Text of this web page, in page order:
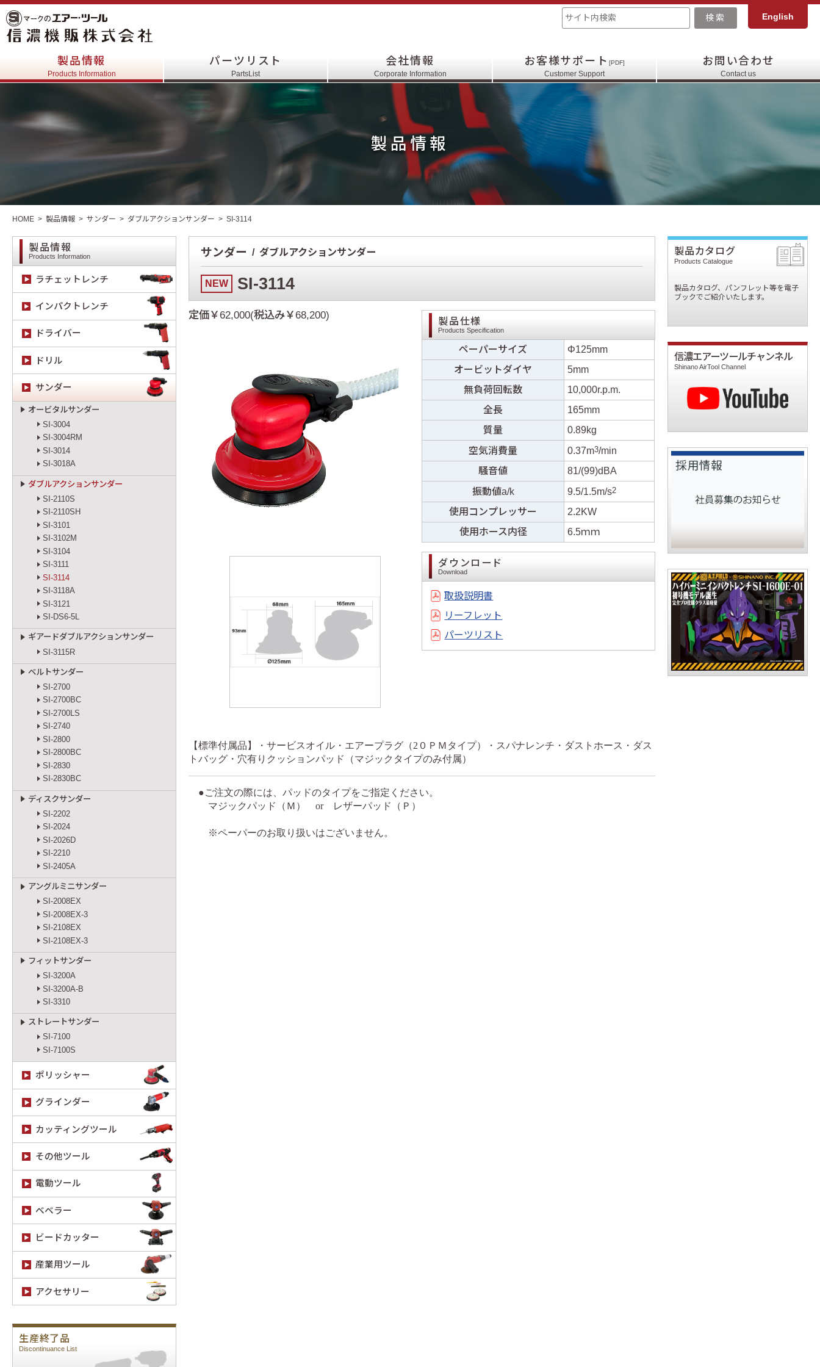
English
製品情報
Products Information
パーツリスト
PartsList
会社情報
Corporate Information
お客様サポート [PDF]
Customer Support
お問い合わせ
Contact us
製品情報
HOME 製品情報 サンダー ダブルアクションサンダー SI-3114
製品情報
Products Information
ラチェットレンチ
インパクトレンチ
ドライバー
ドリル
サンダー
オービタルサンダー
SI-3004
SI-3004RM
SI-3014
SI-3018A
ダブルアクションサンダー
SI-2110S
SI-2110SH
SI-3101
SI-3102M
SI-3104
SI-3111
SI-3114
SI-3118A
SI-3121
SI-DS6-5L
ギアードダブルアクションサンダー
SI-3115R
ベルトサンダー
SI-2700
SI-2700BC
SI-2700LS
SI-2740
SI-2800
SI-2800BC
SI-2830
SI-2830BC
ディスクサンダー
SI-2202
SI-2024
SI-2026D
SI-2210
SI-2405A
アングルミニサンダー
SI-2008EX
SI-2008EX-3
SI-2108EX
SI-2108EX-3
フィットサンダー
SI-3200A
SI-3200A-B
SI-3310
ストレートサンダー
SI-7100
SI-7100S
ポリッシャー
グラインダー
カッティングツール
その他ツール
電動ツール
ベベラー
ビードカッター
産業用ツール
アクセサリー
生産終了品
Discontinuance List
サンダー ダブルアクションサンダー
NEW SI-3114
定価￥62,000(税込み￥68,200) 製品仕様
Products Specification
ペーパーサイズ
Φ125mm
オービットダイヤ
5mm
無負荷回転数
10,000r.p.m.
全長
165mm
質量
0.89kg
空気消費量
0.37m3/min
騒音値
81/(99)dBA
振動値a/k
9.5/1.5m/s2
使用コンプレッサー
2.2KW
使用ホース内径
6.5ｍｍ
ダウンロード
Download
取扱説明書
リーフレット
パーツリスト
【標準付属品】・サービスオイル・エアープラグ（2０ＰＭタイプ）・スパナレンチ・ダストホース・ダス
トバッグ・穴有りクッションパッド（マジックタイプのみ付属）
●ご注文の際には、パッドのタイプをご指定ください。
マジックパッド（Ｍ） or レザーパッド（Ｐ）
※ペーパーのお取り扱いはございません。
製品カタログ
Products Catalogue
製品カタログ、パンフレット等を電子
ブックでご紹介いたします。
信濃エアーツールチャンネル
Shinano AirTool Channel